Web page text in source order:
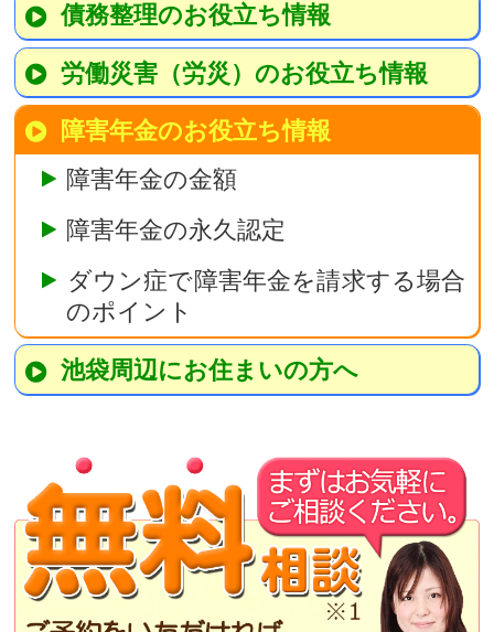
債務整理のお役立ち情報
労働災害（労災）のお役立ち情報
障害年金のお役立ち情報
障害年金の金額
障害年金の永久認定
ダウン症で障害年金を請求する場合
のポイント
池袋周辺にお住まいの方へ